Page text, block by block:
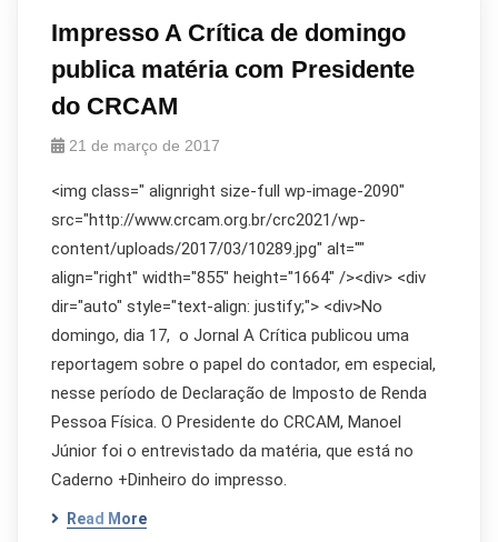
Impresso A Crítica de domingo
publica matéria com Presidente
do CRCAM
21 de março de 2017
<img class=" alignright size-full wp-image-2090"
src="http://www.crcam.org.br/crc2021/wp-
content/uploads/2017/03/10289.jpg" alt=""
align="right" width="855" height="1664" /><div> <div
dir="auto" style="text-align: justify;"> <div>No
domingo, dia 17, o Jornal A Crítica publicou uma
reportagem sobre o papel do contador, em especial,
nesse período de Declaração de Imposto de Renda
Pessoa Física. O Presidente do CRCAM, Manoel
Júnior foi o entrevistado da matéria, que está no
Caderno +Dinheiro do impresso.
Read More